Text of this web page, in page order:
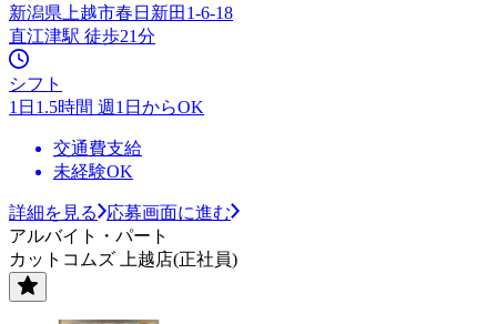
新潟県上越市春日新田1-6-18
直江津駅 徒歩21分
シフト
1日1.5時間 週1日からOK
交通費支給
未経験OK
詳細を見る
応募画面に進む
アルバイト・パート
カットコムズ 上越店(正社員)